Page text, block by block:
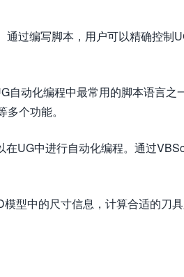
过编写脚本，用户可以精确控制
自动化编程中最常用的脚本语言之
个功能。
UG中进行自动化编程。通过
型中的尺寸信息，计算合适的刀